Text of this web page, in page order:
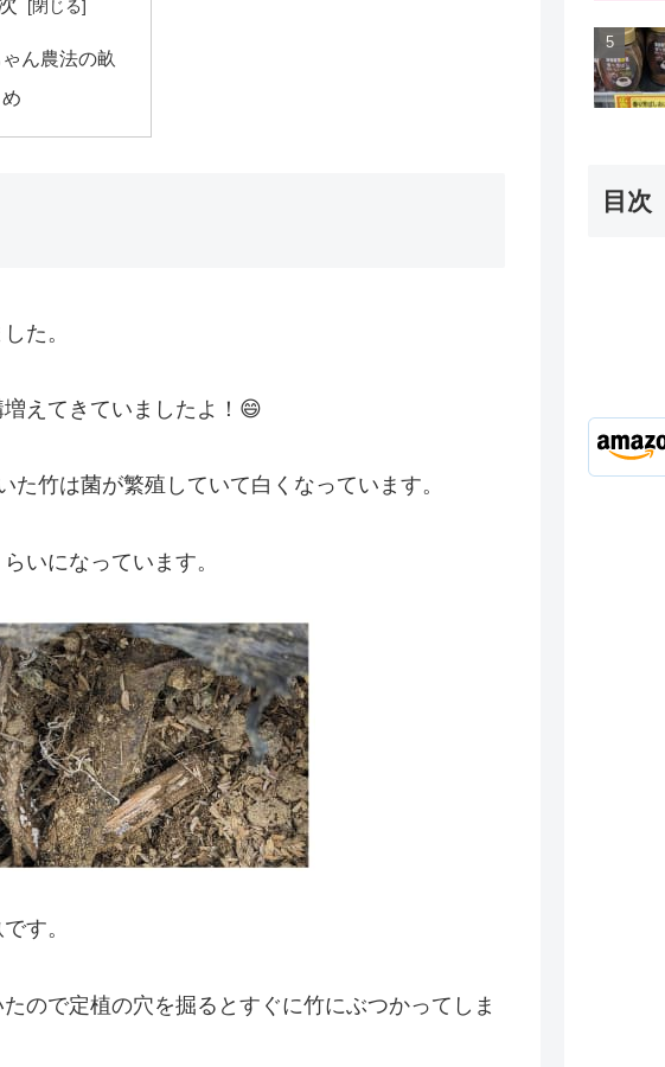
ん農法の畝
た。
えてきていましたよ！😄
竹は菌が繁殖していて白くなっています。
いになっています。
す。
ので定植の穴を掘るとすぐに竹にぶつかってしま
目次